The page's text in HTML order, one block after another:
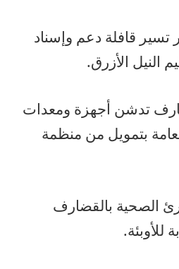
تسير قافلة دعم وإسناد
النيل الأزرق.
تدشن أجهزة ومعدات
بتمويل من منظمة
الصحية بالقضارف
للأوبئة.